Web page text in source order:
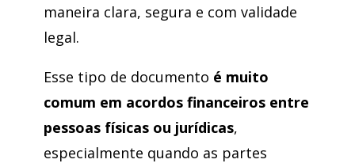
maneira clara, segura e com validade
legal.
Esse tipo de documento é muito
comum em acordos financeiros entre
pessoas físicas ou jurídicas,
especialmente quando as partes